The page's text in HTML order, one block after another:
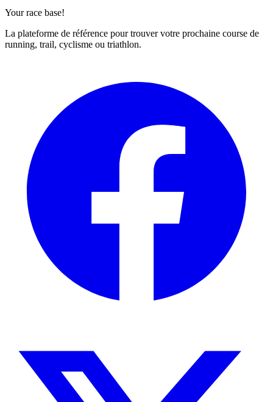
Your race base!
La plateforme de référence pour trouver votre prochaine course de
running, trail, cyclisme ou triathlon.